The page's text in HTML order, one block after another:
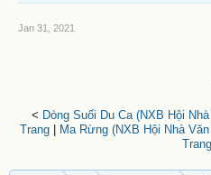
Jan 31, 2021
< Dòng Suối Du Ca (NXB Hội
Trang
Ma Rừng (NXB Hội Nhà
Trang